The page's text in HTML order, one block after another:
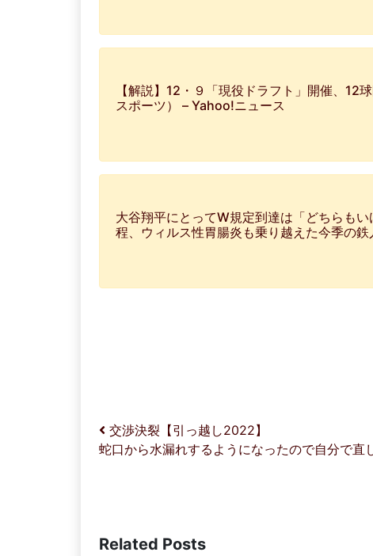
【解説】12・９「現役ドラフト」開催、12
スポーツ） – Yahoo!ニュース
大谷翔平にとってW規定到達は「どちらも
程、ウィルス性胃腸炎も乗り越えた今季の鉄
投稿ナビゲーション
交渉決裂【引っ越し2022】
蛇口から水漏れするようになったので自分で直
Related Posts